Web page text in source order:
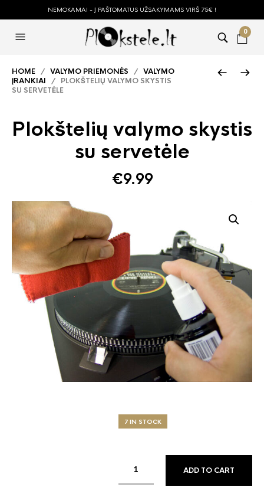
NEMOKAMAI - Į PAŠTOMATUS UŽSAKYMAMS VIRŠ 75€ !
0
HOME / VALYMO PRIEMONĖS / VALYMO
ĮRANKIAI / PLOKŠTELIŲ VALYMO SKYSTIS
SU SERVETĖLE
Plokštelių valymo skystis
su servetėle
€9.99
7 IN STOCK
ADD TO CART